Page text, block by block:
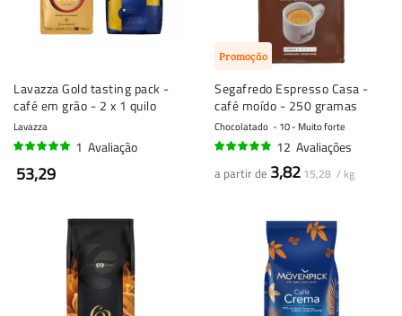
Lavazza Gold tasting pack -
café em grão - 2 x 1 quilo
Lavazza
1 Avaliação
53,29
Promoção
Segafredo Espresso Casa -
café moído - 250 gramas
Chocolatado 10 - Muito forte
12 Avaliações
a partir de 3,82 15,28 / kg